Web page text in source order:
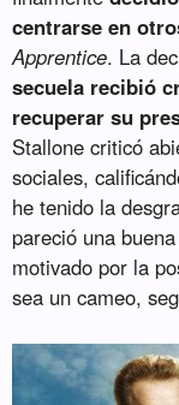
centrarse en
Apprentice. La
secuela recibió
recuperar su
Stallone criticó
sociales,
he tenido la
pareció una
motivado por la
sea un cameo,